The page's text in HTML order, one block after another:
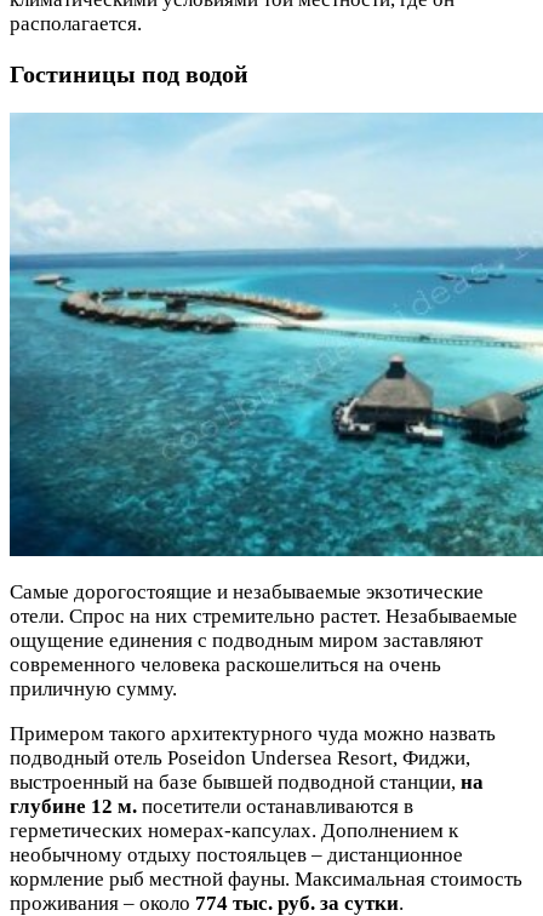
располагается.
Гостиницы под водой
Самые дорогостоящие и незабываемые экзотические
отели. Спрос на них стремительно растет. Незабываемые
ощущение единения с подводным миром заставляют
современного человека раскошелиться на очень
приличную сумму.
Примером такого архитектурного чуда можно назвать
подводный отель Poseidon Undersea Resort, Фиджи,
выстроенный на базе бывшей подводной станции, на
глубине 12 м. посетители останавливаются в
герметических номерах-капсулах. Дополнением к
необычному отдыху постояльцев – дистанционное
кормление рыб местной фауны. Максимальная стоимость
проживания – около 774 тыс. руб. за сутки.